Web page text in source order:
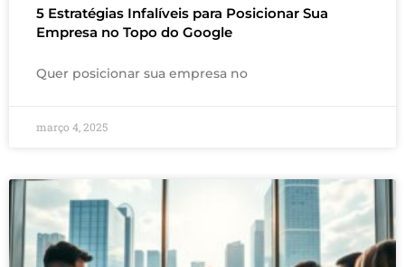
5 Estratégias Infalíveis para Posicionar Sua
Empresa no Topo do Google
Quer posicionar sua empresa no
março 4, 2025